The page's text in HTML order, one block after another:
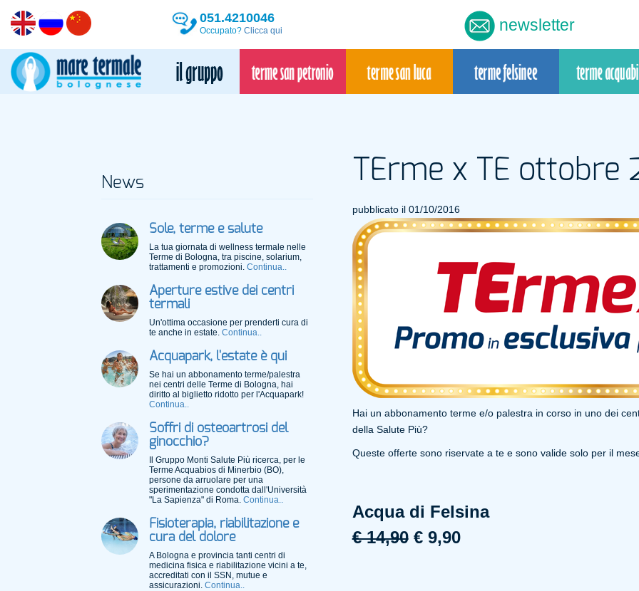
051.4210046
Occupato? Clicca qui newsletter
TErme x TE ottobre
pubblicato il 01/10/2016
Hai un abbonamento terme e/o palestra in corso in uno dei
della Salute Più?
Queste offerte sono riservate a te e sono valide solo per il
Acqua di Felsina
€ 14,90€ 9,90
News
Sole, terme e salute
La tua giornata di wellness termale nelle
Terme di Bologna, tra piscine, solarium,
trattamenti e promozioni. Continua..
Aperture estive dei centri
termali
Un'ottima occasione per prenderti cura di
te anche in estate. Continua..
Acquapark, l'estate è qui
Se hai un abbonamento terme/palestra
nei centri delle Terme di Bologna, hai
diritto al biglietto ridotto per l'Acquapark!
Continua..
Soffri di osteoartrosi del
ginocchio?
Il Gruppo Monti Salute Più ricerca, per le
Terme Acquabios di Minerbio (BO),
persone da arruolare per una
sperimentazione condotta dall'Università
"La Sapienza" di Roma. Continua..
Fisioterapia, riabilitazione e
cura del dolore
A Bologna e provincia tanti centri di
medicina fisica e riabilitazione vicini a te,
accreditati con il SSN, mutue e
assicurazioni. Continua..